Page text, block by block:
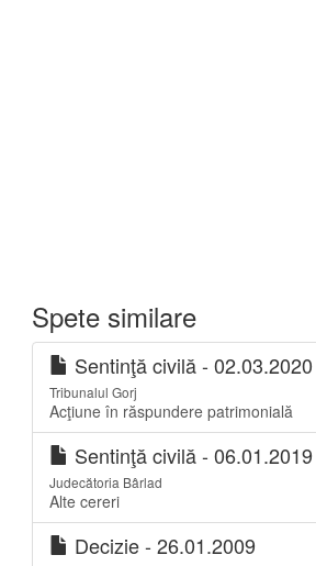
Spete similare
Sentinţă civilă - 02.03.2020
Tribunalul Gorj
Acţiune în răspundere patrimonială
Sentinţă civilă - 06.01.2019
Judecătoria Bârlad
Alte cereri
Decizie - 26.01.2009